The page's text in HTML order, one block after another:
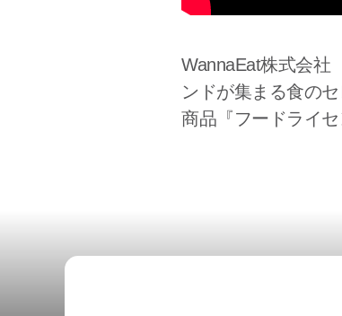
WannaEat株式会社
ンドが集まる食の
商品『フードライ